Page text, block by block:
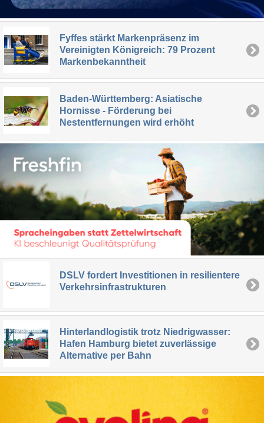
Fyffes stärkt Markenpräsenz im
Vereinigten Königreich: 79 Prozent
Markenbekanntheit
Baden-Württemberg: Asiatische
Hornisse - Förderung bei
Nestentfernungen wird erhöht
DSLV fordert Investitionen in resilientere
Verkehrsinfrastrukturen
Hinterlandlogistik trotz Niedrigwasser:
Hafen Hamburg bietet zuverlässige
Alternative per Bahn